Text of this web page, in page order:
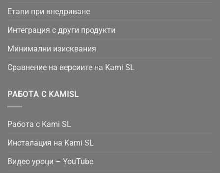
Етапи при внедряване
Интеграция с други продукти
Минимални изисквания
Сравнение на версиите на Kami SL
РАБОТА С KAMISL
Работа с Kami SL
Инсталация на Kami SL
Видео уроци – YouTube